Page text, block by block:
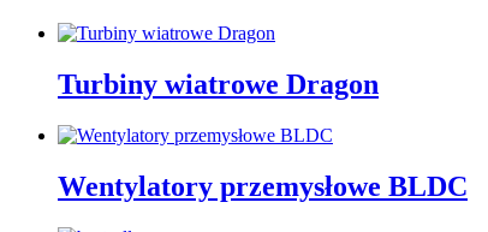
Turbiny wiatrowe Dragon
Wentylatory przemysłowe BLDC